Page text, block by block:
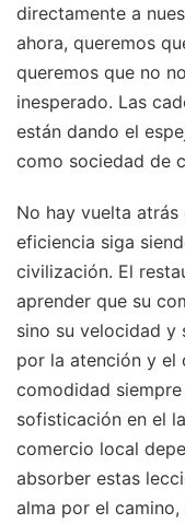
directamente a
ahora, queremos
queremos que no
inesperado. Las
están dando el
como sociedad de
No hay vuelta
eficiencia siga
civilización. El
aprender que su
sino su velocidad y
por la atención y el
comodidad
sofisticación en el
comercio local
absorber estas
alma por el